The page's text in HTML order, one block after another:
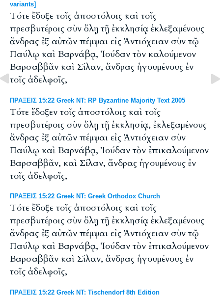
variants]
Τότε ἔδοξε τοῖς ἀποστόλοις καὶ τοῖς
πρεσβυτέροις σὺν ὅλῃ τῇ ἐκκλησίᾳ ἐκλεξαμένους
ἄνδρας ἐξ αὐτῶν πέμψαι εἰς Ἀντιόχειαν σὺν τῷ
Παύλῳ καὶ Βαρνάβᾳ, Ἰούδαν τὸν καλούμενον
Βαρσαββᾶν καὶ Σίλαν, ἄνδρας ἡγουμένους ἐν
τοῖς ἀδελφοῖς,
ΠΡΑΞΕΙΣ 15:22 Greek NT: RP Byzantine Majority Text 2005
Tότε ἔδοξεν τοῖς ἀποστόλοις καὶ τοῖς
πρεσβυτέροις σὺν ὅλῃ τῇ ἐκκλησίᾳ, ἐκλεξαμένους
ἄνδρας ἐξ αὐτῶν πέμψαι εἰς Ἀντιόχειαν σὺν
Παύλῳ καὶ Βαρνάβᾳ, Ἰούδαν τὸν ἐπικαλούμενον
Βαρσαββᾶν, καὶ Σίλαν, ἄνδρας ἡγουμένους ἐν
τοῖς ἀδελφοῖς,
ΠΡΑΞΕΙΣ 15:22 Greek NT: Greek Orthodox Church
Τότε ἔδοξε τοῖς ἀποστόλοις καὶ τοῖς
πρεσβυτέροις σὺν ὅλῃ τῇ ἐκκλησίᾳ ἐκλεξαμένους
ἄνδρας ἐξ αὐτῶν πέμψαι εἰς Ἀντιόχειαν σὺν τῷ
Παύλῳ καὶ Βαρνάβᾳ, Ἰούδαν τὸν ἐπικαλούμενον
Βαρσαββᾶν καὶ Σίλαν, ἄνδρας ἡγουμένους ἐν
τοῖς ἀδελφοῖς,
ΠΡΑΞΕΙΣ 15:22 Greek NT: Tischendorf 8th Edition